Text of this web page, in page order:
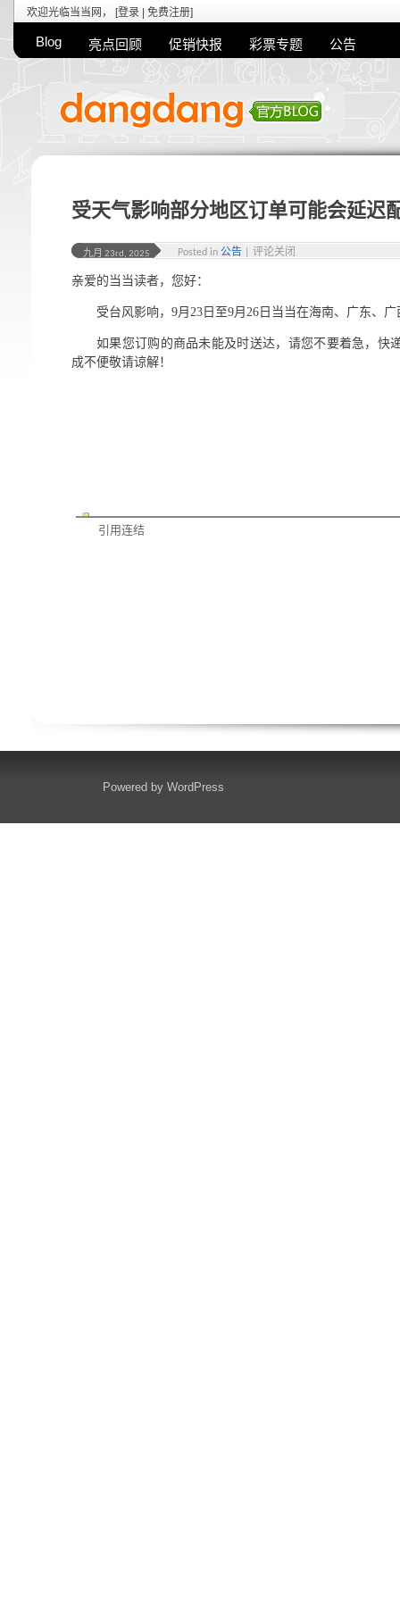
欢迎光临当当网， [登录 免费注册]
Blog 亮点回顾 促销快报 彩票专题 公告
受天气影响部分地区订单可能会延迟
九月 23rd, 2025 Posted in 公告 评论关闭
亲爱的当当读者，您好：
受台风影响，9月23日至9月26日当当在海南、广东、
如果您订购的商品未能及时送达，请您不要着急，快
成不便敬请谅解！
引用连结
Powered by WordPress